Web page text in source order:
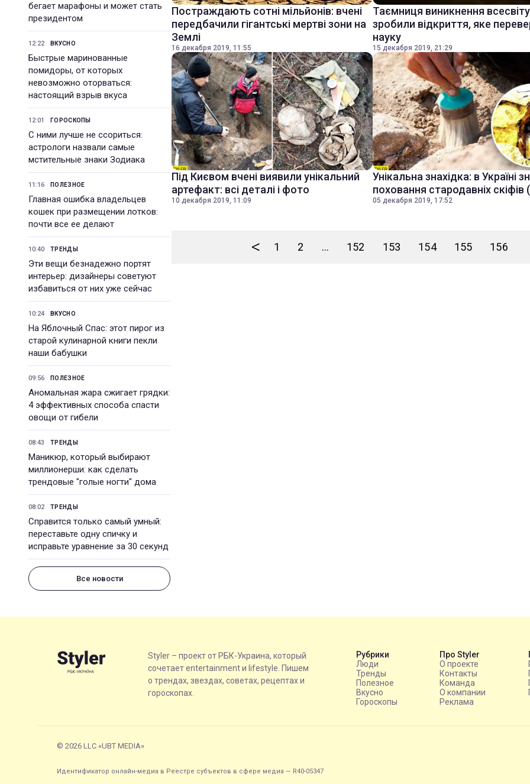
бегает марафоны и может стать
президентом
12:22 ВКУСНО
Быстрые маринованные
помидоры, от которых
невозможно оторваться:
настоящий взрыв вкуса
12:01 ГОРОСКОПЫ
С ними лучше не ссориться:
астрологи назвали самые
мстительные знаки Зодиака
11:16 ПОЛЕЗНОЕ
Главная ошибка владельцев
кошек при размещении лотков:
почти все ее делают
10:40 ТРЕНДЫ
Эти вещи безнадежно портят
интерьер: дизайнеры советуют
избавиться от них уже сейчас
10:24 ВКУСНО
На Яблочный Спас: этот пирог из
старой кулинарной книги пекли
наши бабушки
09:56 ПОЛЕЗНОЕ
Аномальная жара сжигает грядки:
4 эффективных способа спасти
овощи от гибели
08:43 ТРЕНДЫ
Маникюр, который выбирают
миллионерши: как сделать
трендовые "голые ногти" дома
08:02 ТРЕНДЫ
Справится только самый умный:
переставьте одну спичку и
исправьте уравнение за 30 секунд
Все новости
Постраждають сотні мільйонів: вчені
передбачили гігантські мертві зони на
Землі
16 декабря 2019, 11:55
Таємниця виникнення
зробили відкриття, яке
науку
15 декабря 2019, 21:29
Під Києвом вчені виявили унікальний
артефакт: всі деталі і фото
10 декабря 2019, 11:09
Унікальна знахідка: в Україні
поховання стародавніх
05 декабря 2019, 17:52
< 1 2 ... 152 153 154 155 156
Styler – проект от РБК-Украина, который
сочетает entertainment и lifestyle. Пишем
о трендах, звездах, советах, рецептах и
гороскопах.
Рубрики
Люди
Тренды
Полезное
Вкусно
Гороскопы
Про Styler
О проекте
Контакты
Команда
О компании
Реклама
© 2026 LLC «UBT MEDIA»
Идентификатор онлайн-медиа в Реестре субъектов в сфере медиа — R40-05347